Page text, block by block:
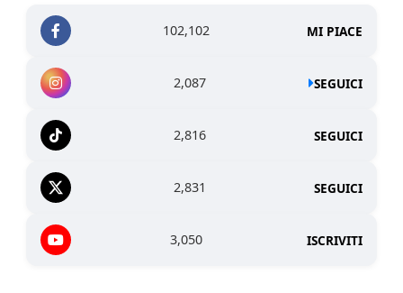
102,102 MI PIACE
2,087 SEGUICI
2,816 SEGUICI
2,831 SEGUICI
3,050 ISCRIVITI